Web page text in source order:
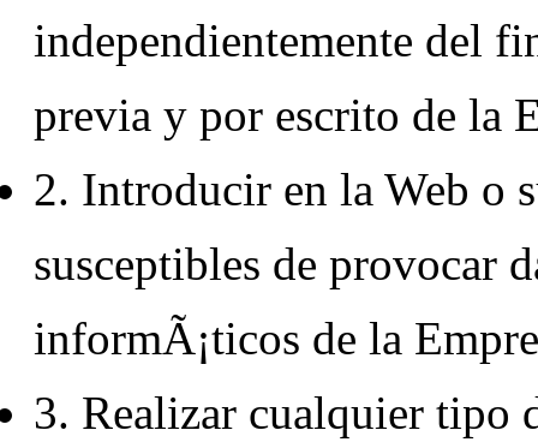
independientemente del
previa y por escrito de la
2. Introducir en la Web o
susceptibles de provocar
informÃ¡ticos de la
3. Realizar cualquier tipo